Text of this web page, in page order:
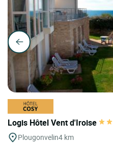
Logis Hôtel Vent d'Iroise
Plougonvelin4 km